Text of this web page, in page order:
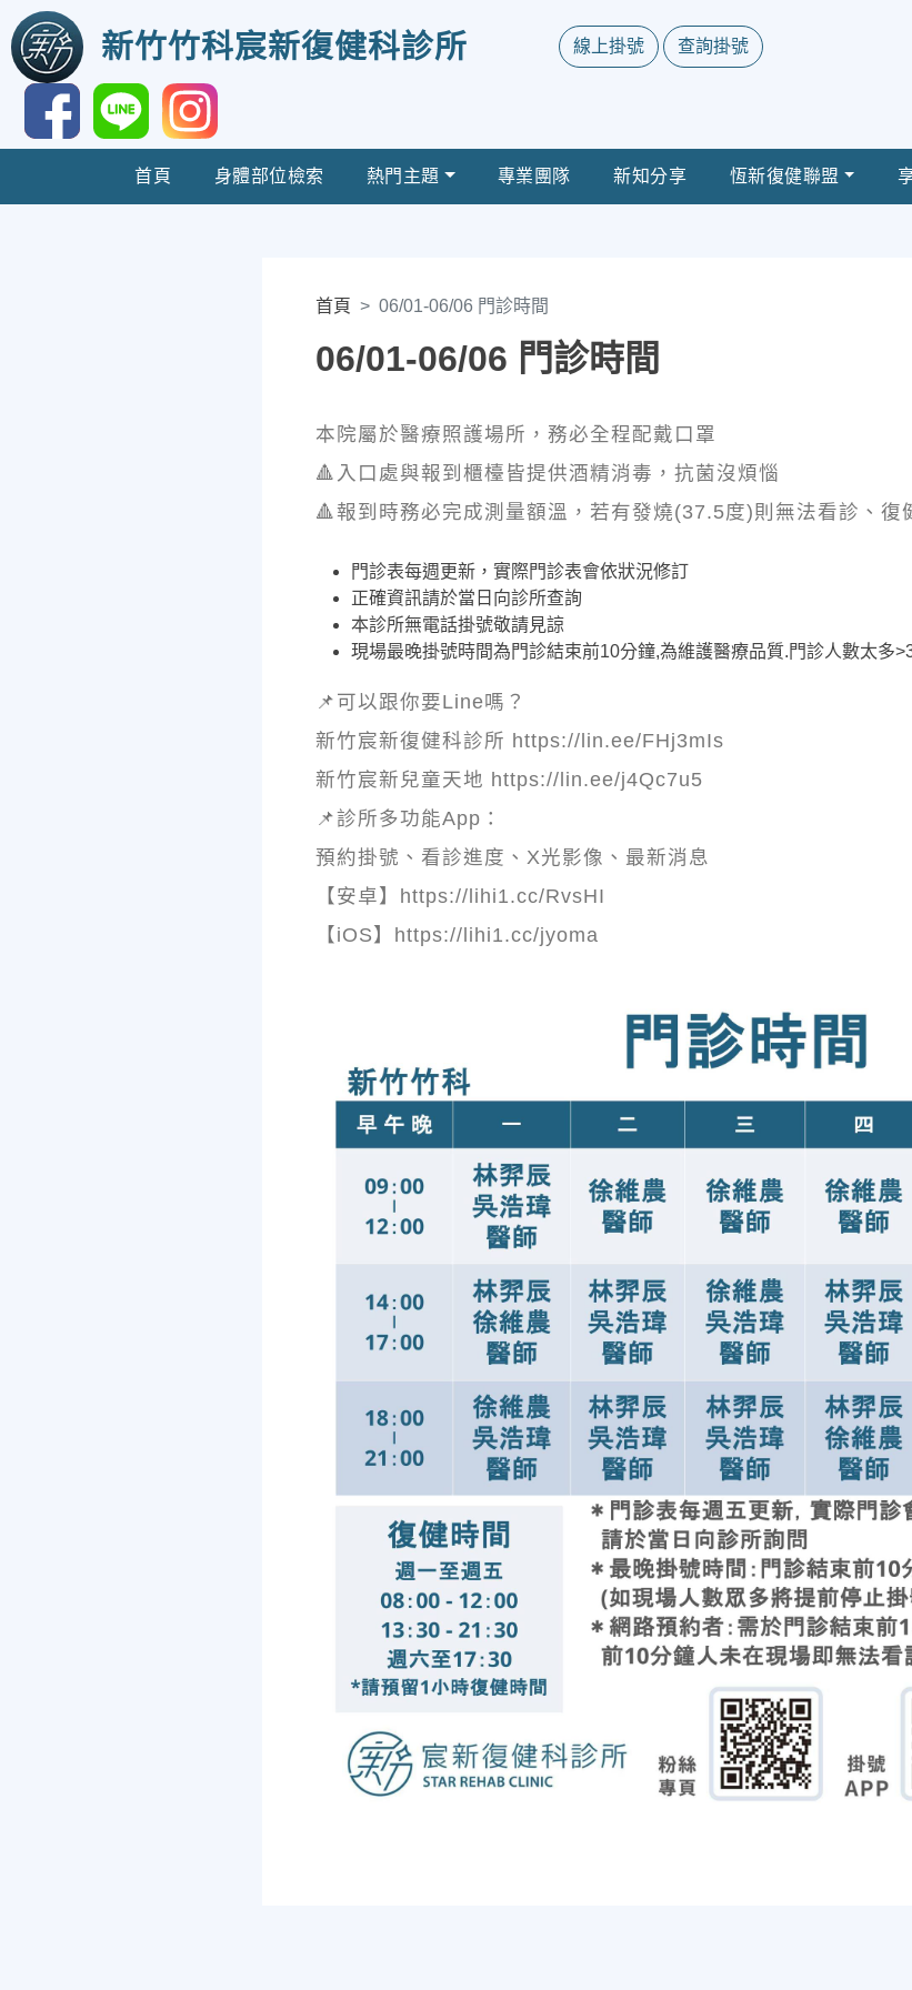
新竹竹科宸新復健科診所 線上掛號 查詢掛號
首頁 身體部位檢索 熱門主題 專業團隊 新知分享 恆新復健聯盟
首頁 06/01-06/06 門診時間
06/01-06/06 門診時間
本院屬於醫療照護場所，務必全程配戴口罩
🔺入口處與報到櫃檯皆提供酒精消毒，抗菌沒煩惱
🔺報到時務必完成測量額溫，若有發燒(37.5度)則無法看診、復
門診表每週更新，實際門診表會依狀況修訂
正確資訊請於當日向診所查詢
本診所無電話掛號敬請見諒
現場最晚掛號時間為門診結束前10分鐘,為維護醫療品質.門診人數太多
📌可以跟你要Line嗎？
新竹宸新復健科診所 https://lin.ee/FHj3mIs
新竹宸新兒童天地 https://lin.ee/j4Qc7u5
📌診所多功能App：
預約掛號、看診進度、X光影像、最新消息
【安卓】https://lihi1.cc/RvsHI
【iOS】https://lihi1.cc/jyoma